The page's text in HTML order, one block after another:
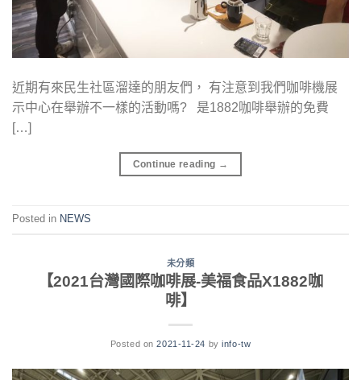
近期有來民生社區溜達的朋友們， 有注意到我們咖啡機展
示中心在舉辦不一樣的活動嗎? 是1882咖啡舉辦的免費
[…]
Continue reading →
Posted in NEWS
未分類
【2021台灣國際咖啡展-美福食品X1882咖
啡】
Posted on2021-11-24 byinfo-tw